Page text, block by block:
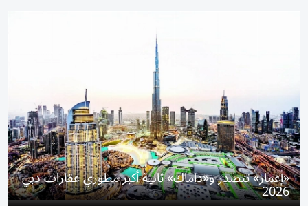
«إعمار» تتصدر و«داماك» ثانية أكبر مطوري عقارات دبي
2026